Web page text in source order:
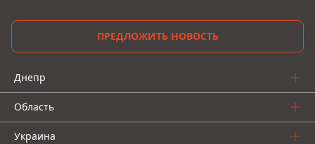
ПРЕДЛОЖИТЬ НОВОСТЬ
Днепр
Область
Украина